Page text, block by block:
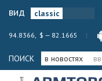
вид
94.8366, $ — 82.1665
ПОИСК в новостях